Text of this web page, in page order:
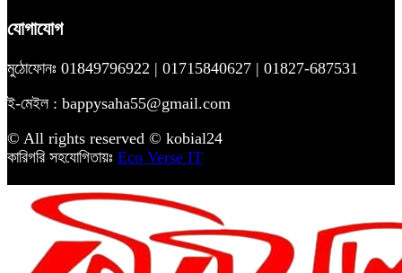
যোগাযোগ
মুঠোফোনঃ 01849796922 | 01715840627 | 01827-687531
ই-মেইল : bappysaha55@gmail.com
© All rights reserved © kobial24
কারিগরি সহযোগিতায়ঃ Eco Verse IT